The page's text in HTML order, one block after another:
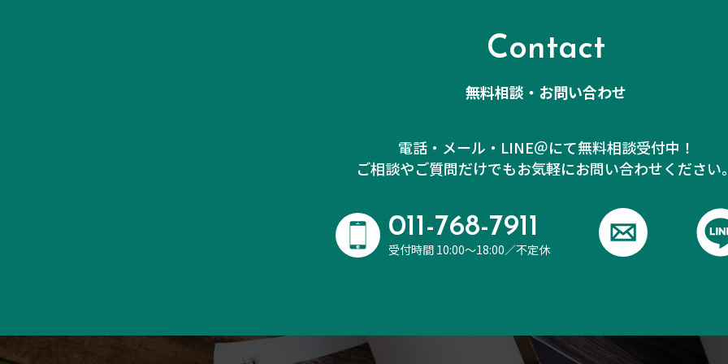
Contact
無料相談・お問い合わせ
電話・メール・LINE＠にて無料相談受付中！
ご相談やご質問だけでもお気軽にお問い合わせください
011-768-7911
受付時間 10:00～18:00／不定休